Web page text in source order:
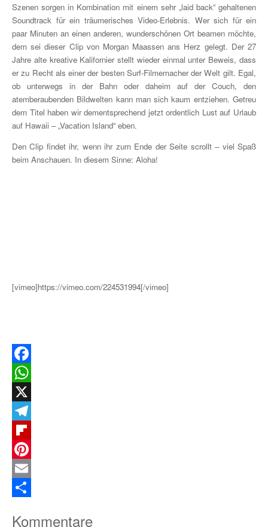
Szenen sorgen in Kombination mit einem sehr „laid back“ gehaltenen
Soundtrack für ein träumerisches Video-Erlebnis. Wer sich für ein
paar Minuten an einen anderen, wunderschönen Ort beamen möchte,
dem sei dieser Clip von Morgan Maassen ans Herz gelegt. Der 27
Jahre alte kreative Kalifornier stellt wieder einmal unter Beweis, dass
er zu Recht als einer der besten Surf-Filmemacher der Welt gilt. Egal,
ob unterwegs in der Bahn oder daheim auf der Couch, den
atemberaubenden Bildwelten kann man sich kaum entziehen. Getreu
dem Titel haben wir dementsprechend jetzt ordentlich Lust auf Urlaub
auf Hawaii – „Vacation Island“ eben.
Den Clip findet ihr, wenn ihr zum Ende der Seite scrollt – viel Spaß
beim Anschauen. In diesem Sinne: Aloha!
[vimeo]https://vimeo.com/224531994[/vimeo]
Facebook
WhatsApp
X
Telegram
Flipboard
Pinterest
Email
Kommentare